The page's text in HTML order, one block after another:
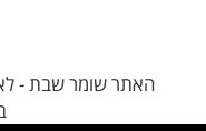
האתר שומר שבת - לא